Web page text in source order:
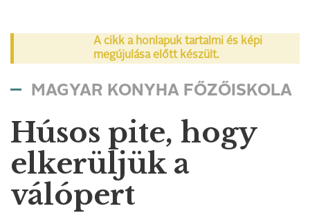
A cikk a honlapuk tartalmi és képi
megújulása előtt készült.
MAGYAR KONYHA FŐZŐISKOLA
Húsos pite, hogy
elkerüljük a
válópert